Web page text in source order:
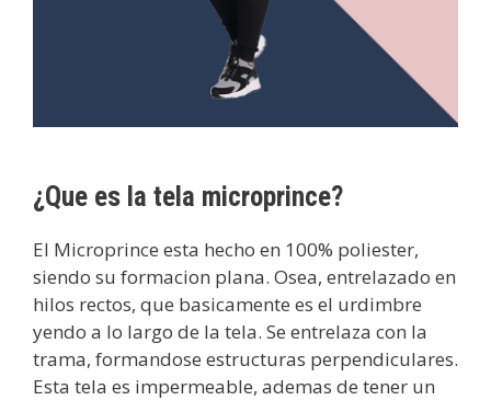
¿Que es la tela microprince?
El Microprince esta hecho en 100% poliester,
siendo su formacion plana. Osea, entrelazado en
hilos rectos, que basicamente es el urdimbre
yendo a lo largo de la tela. Se entrelaza con la
trama, formandose estructuras perpendiculares.
Esta tela es impermeable, ademas de tener un